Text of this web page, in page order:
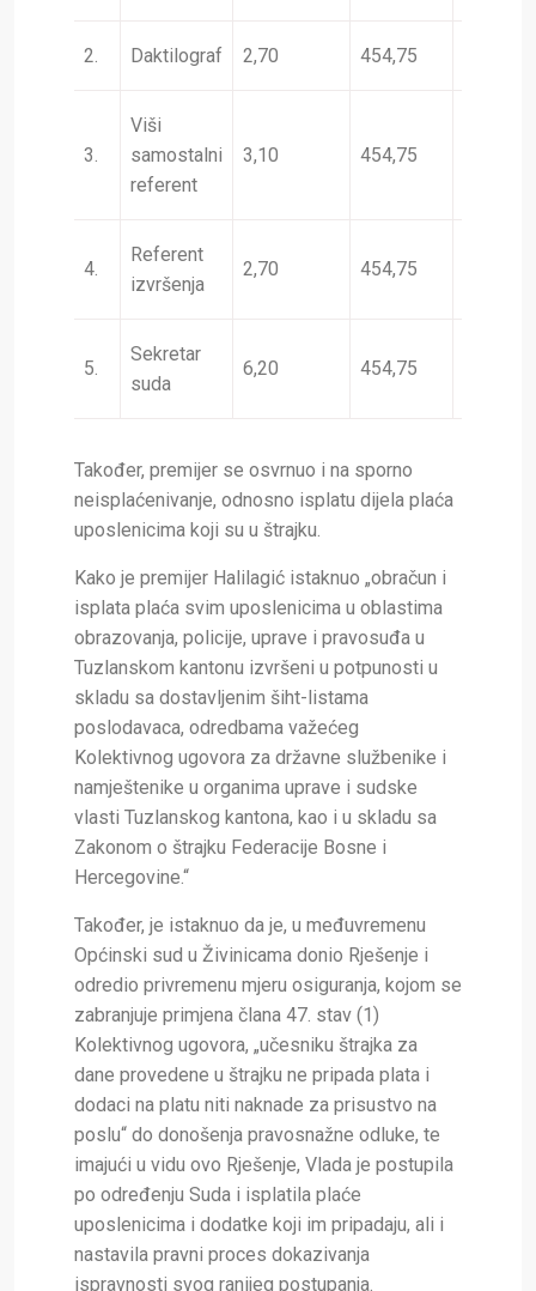
2. Daktilograf 2,70 454,75
3.
Viši
samostalni
referent
3,10 454,75
4.
Referent
izvršenja
2,70 454,75
5.
Sekretar
suda
6,20 454,75
Također, premijer se osvrnuo i na sporno
neisplaćenivanje, odnosno isplatu dijela plaća
uposlenicima koji su u štrajku.
Kako je premijer Halilagić istaknuo „obračun i
isplata plaća svim uposlenicima u oblastima
obrazovanja, policije, uprave i pravosuđa u
Tuzlanskom kantonu izvršeni u potpunosti u
skladu sa dostavljenim šiht-listama
poslodavaca, odredbama važećeg
Kolektivnog ugovora za državne službenike i
namještenike u organima uprave i sudske
vlasti Tuzlanskog kantona, kao i u skladu sa
Zakonom o štrajku Federacije Bosne i
Hercegovine.“
Također, je istaknuo da je, u međuvremenu
Općinski sud u Živinicama donio Rješenje i
odredio privremenu mjeru osiguranja, kojom se
zabranjuje primjena člana 47. stav (1)
Kolektivnog ugovora, „učesniku štrajka za
dane provedene u štrajku ne pripada plata i
dodaci na platu niti naknade za prisustvo na
poslu“ do donošenja pravosnažne odluke, te
imajući u vidu ovo Rješenje, Vlada je postupila
po određenju Suda i isplatila plaće
uposlenicima i dodatke koji im pripadaju, ali i
nastavila pravni proces dokazivanja
ispravnosti svog ranijeg postupanja.